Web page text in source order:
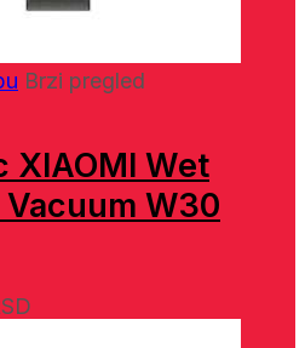
Brzi pregled
XIAOMI Wet
W30